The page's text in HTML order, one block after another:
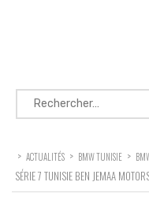
Rechercher :
> ACTUALITÉS > BMW TUNISIE >
SÉRIE 7 TUNISIE BEN JEMAA